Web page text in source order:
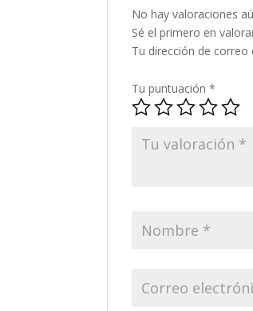
No hay valoraciones
Sé el primero en
Tu dirección de correo
Tu puntuación*